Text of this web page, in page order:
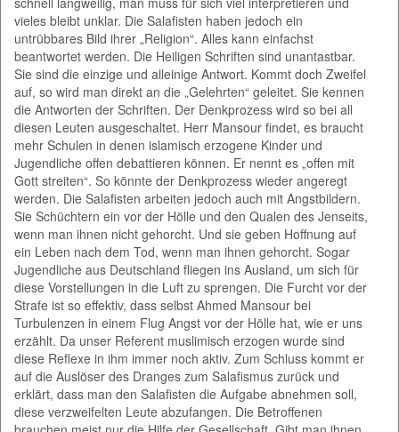
vieles bleibt unklar. Die Salafisten haben jedoch ein
untrübbares Bild ihrer „Religion“. Alles kann einfachst
beantwortet werden. Die Heiligen Schriften sind unantastbar.
Sie sind die einzige und alleinige Antwort. Kommt doch Zweifel
auf, so wird man direkt an die „Gelehrten“ geleitet. Sie kennen
die Antworten der Schriften. Der Denkprozess wird so bei all
diesen Leuten ausgeschaltet. Herr Mansour findet, es braucht
mehr Schulen in denen islamisch erzogene Kinder und
Jugendliche offen debattieren können. Er nennt es „offen mit
Gott streiten“. So könnte der Denkprozess wieder angeregt
werden. Die Salafisten arbeiten jedoch auch mit Angstbildern.
Sie Schüchtern ein vor der Hölle und den Qualen des Jenseits,
wenn man ihnen nicht gehorcht. Und sie geben Hoffnung auf
ein Leben nach dem Tod, wenn man ihnen gehorcht. Sogar
Jugendliche aus Deutschland fliegen ins Ausland, um sich für
diese Vorstellungen in die Luft zu sprengen. Die Furcht vor der
Strafe ist so effektiv, dass selbst Ahmed Mansour bei
Turbulenzen in einem Flug Angst vor der Hölle hat, wie er uns
erzählt. Da unser Referent muslimisch erzogen wurde sind
diese Reflexe in ihm immer noch aktiv. Zum Schluss kommt er
auf die Auslöser des Dranges zum Salafismus zurück und
erklärt, dass man den Salafisten die Aufgabe abnehmen soll,
diese verzweifelten Leute abzufangen. Die Betroffenen